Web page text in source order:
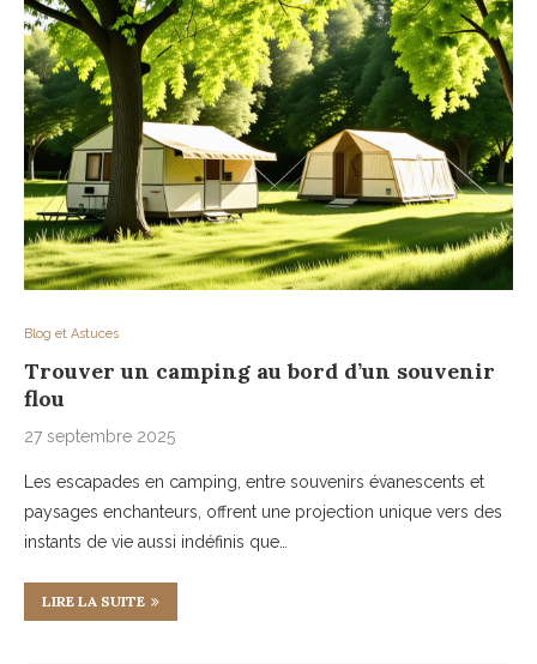
Blog et Astuces
Trouver un camping au bord d’un souvenir
flou
27 septembre 2025
Les escapades en camping, entre souvenirs évanescents et
paysages enchanteurs, offrent une projection unique vers des
instants de vie aussi indéfinis que…
LIRE LA SUITE